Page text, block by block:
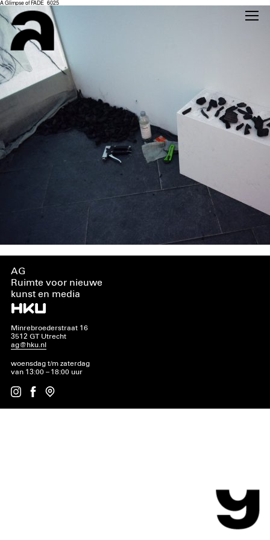
A Glimpse of FADE_6025
AG
Ruimte voor nieuwe
kunst en media
Minrebroederstraat 16
3512 GT Utrecht
ag@hku.nl
woensdag t/m zaterdag
van 13:00 – 18:00 uur